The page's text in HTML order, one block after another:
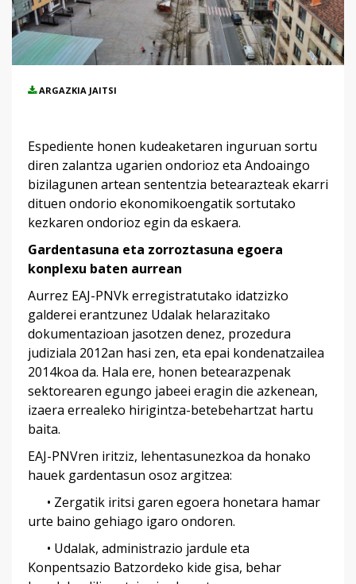
ARGAZKIA JAITSI
Espediente honen kudeaketaren inguruan sortu
diren zalantza ugarien ondorioz eta Andoaingo
bizilagunen artean sententzia betearazteak ekarri
dituen ondorio ekonomikoengatik sortutako
kezkaren ondorioz egin da eskaera.
Gardentasuna eta zorroztasuna egoera
konplexu baten aurrean
Aurrez EAJ-PNVk erregistratutako idatzizko
galderei erantzunez Udalak helarazitako
dokumentazioan jasotzen denez, prozedura
judiziala 2012an hasi zen, eta epai kondenatzailea
2014koa da. Hala ere, honen betearazpenak
sektorearen egungo jabeei eragin die azkenean,
izaera errealeko hirigintza-betebehartzat hartu
baita.
EAJ-PNVren iritziz, lehentasunezkoa da honako
hauek gardentasun osoz argitzea:
• Zergatik iritsi garen egoera honetara hamar
urte baino gehiago igaro ondoren.
• Udalak, administrazio jardule eta
Konpentsazio Batzordeko kide gisa, behar